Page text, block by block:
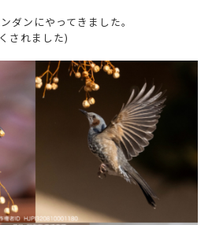
ダンにやってきました。
されました)